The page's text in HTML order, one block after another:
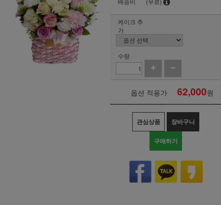
케이크 추
가
수량
옵션 적용가 62,000원
관심상품 장바구니
구매하기